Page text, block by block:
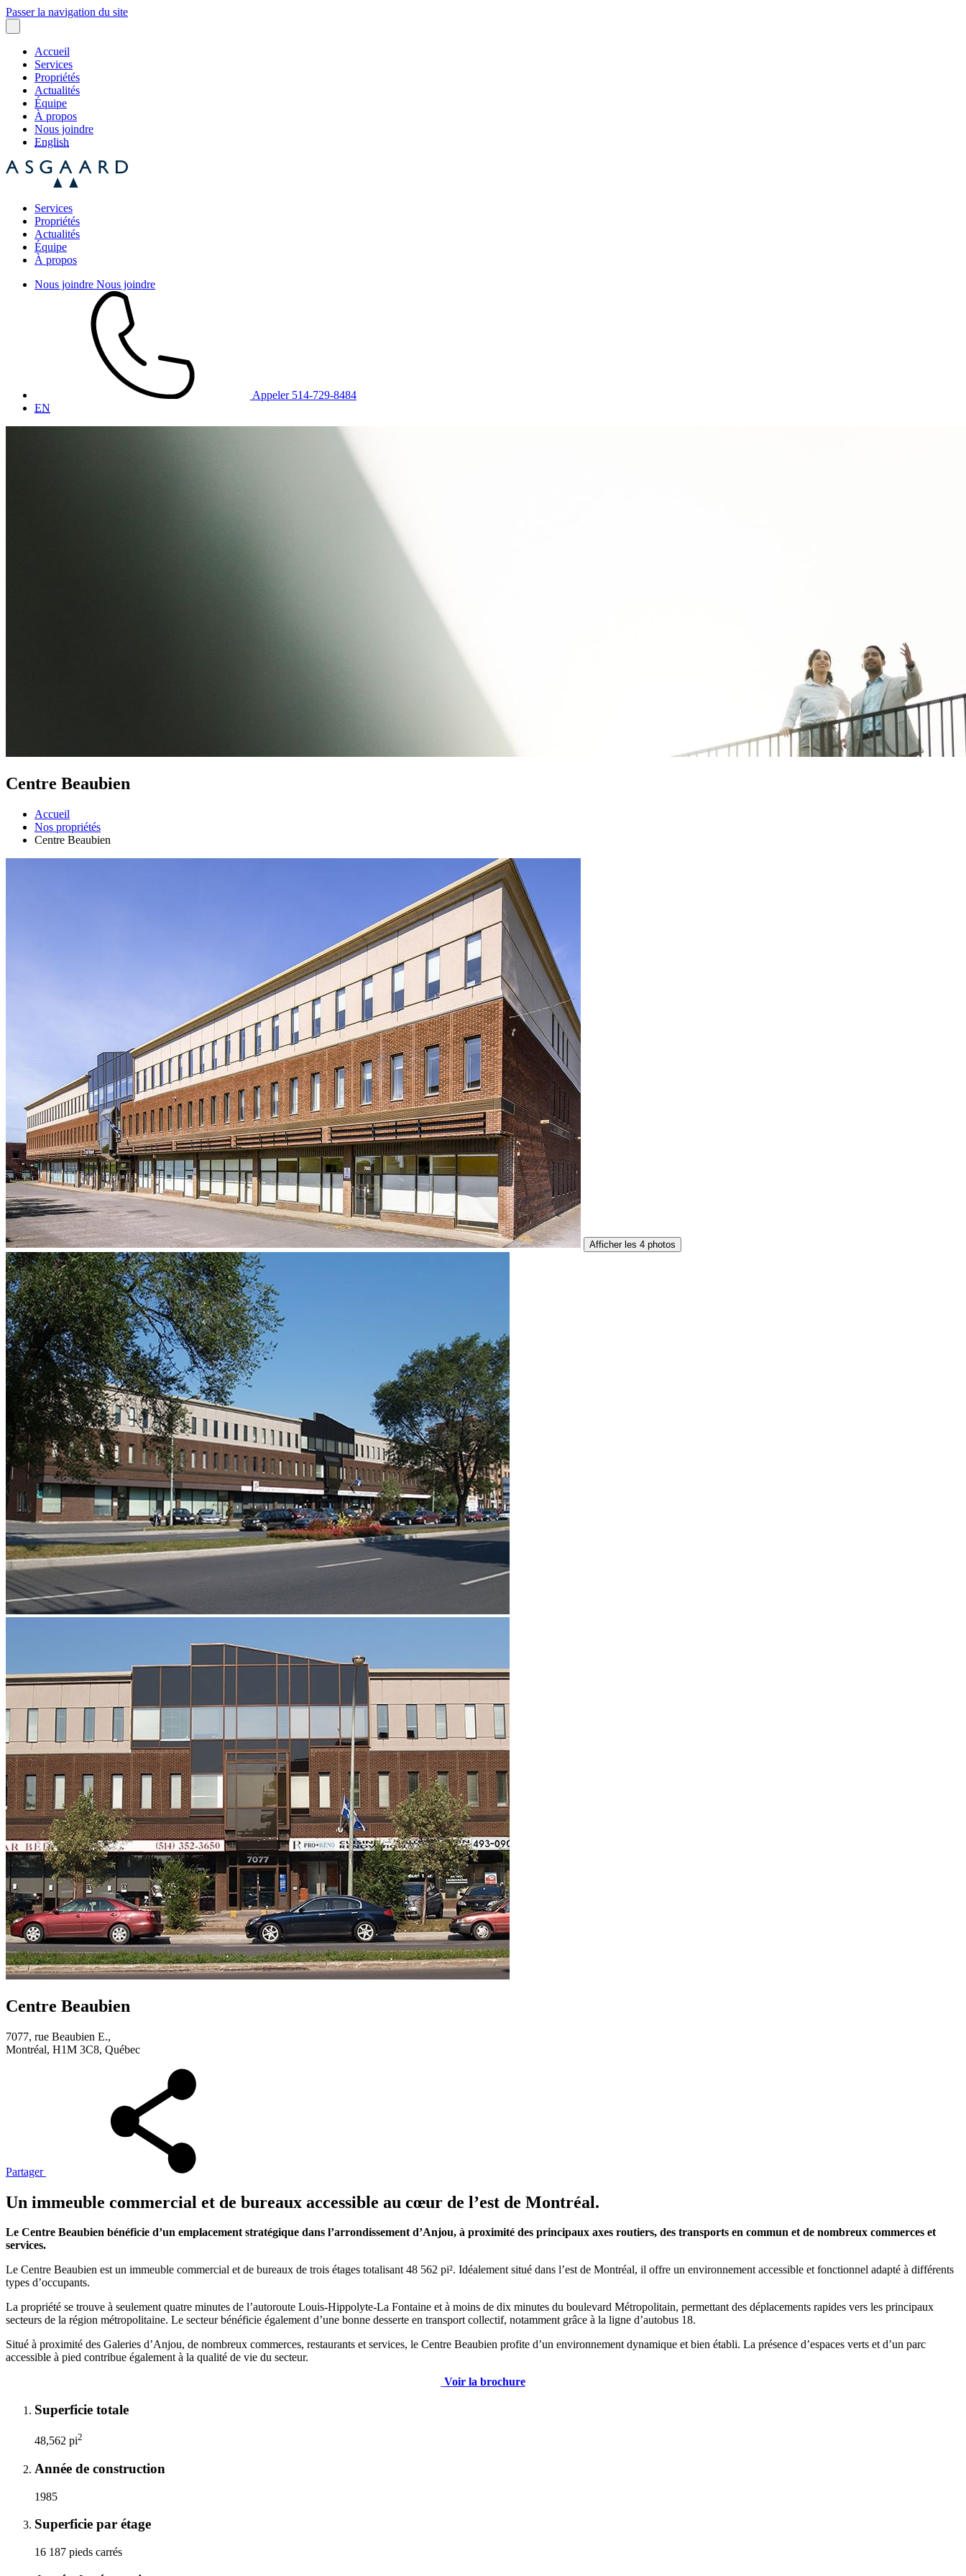
Passer la navigation du site
Accueil
Services
Propriétés
Actualités
Équipe
À propos
Nous joindre
English
Services
Propriétés
Actualités
Équipe
À propos
Nous joindre Nous joindre
Appeler 514-729-8484
EN
Centre Beaubien
Accueil
Nos propriétés
Centre Beaubien
Afficher les 4 photos
Centre Beaubien
7077, rue Beaubien E.,
Montréal, H1M 3C8, Québec
Partager
Un immeuble commercial et de bureaux accessible au cœur de l’est de Montréal.
Le Centre Beaubien bénéficie d’un emplacement stratégique dans l’arrondissement d’Anjou, à proximité des principaux axes routiers, des transports en commun et de nombreux commerces et
services.
Le Centre Beaubien est un immeuble commercial et de bureaux de trois étages totalisant 48 562 pi². Idéalement situé dans l’est de Montréal, il offre un environnement accessible et fonctionnel adapté à différents
types d’occupants.
La propriété se trouve à seulement quatre minutes de l’autoroute Louis-Hippolyte-La Fontaine et à moins de dix minutes du boulevard Métropolitain, permettant des déplacements rapides vers les principaux
secteurs de la région métropolitaine. Le secteur bénéficie également d’une bonne desserte en transport collectif, notamment grâce à la ligne d’autobus 18.
Situé à proximité des Galeries d’Anjou, de nombreux commerces, restaurants et services, le Centre Beaubien profite d’un environnement dynamique et bien établi. La présence d’espaces verts et d’un parc
accessible à pied contribue également à la qualité de vie du secteur.
Voir la brochure
Superficie totale
48,562 pi2
Année de construction
1985
Superficie par étage
16 187 pieds carrés